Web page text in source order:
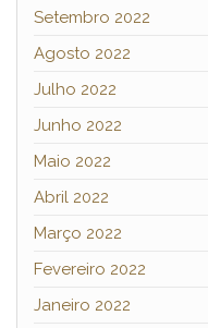
Setembro 2022
Agosto 2022
Julho 2022
Junho 2022
Maio 2022
Abril 2022
Março 2022
Fevereiro 2022
Janeiro 2022